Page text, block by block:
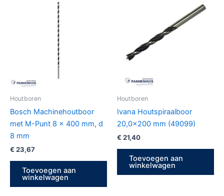
Houtboren
Bosch Machinehoutboor
met M-Punt 8 x 400 mm, d
8 mm
€ 23,67
Toevoegen aan
winkelwagen
Houtboren
Ivana Houtspiraalboor
20,0×200 mm (49099)
€ 21,40
Toevoegen aan
winkelwagen